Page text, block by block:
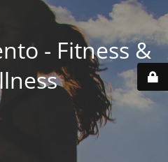
- Fitness &